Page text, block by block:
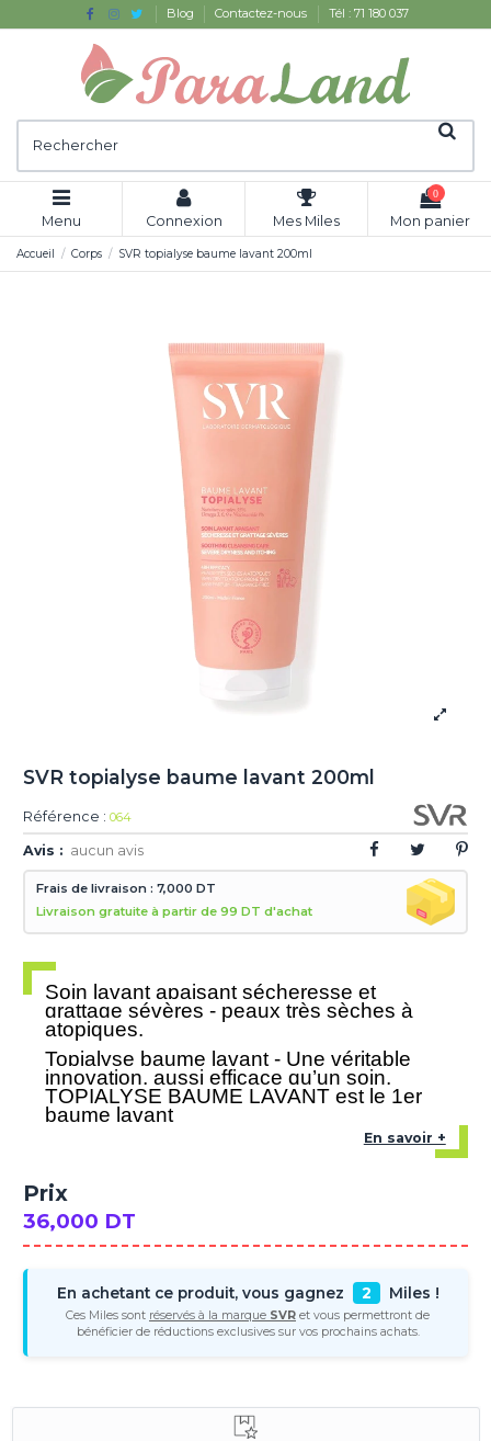
Blog Contactez-nous Tél : 71 180 037
Menu Connexion Mes Miles
0
Mon panier
Accueil Corps SVR topialyse baume lavant 200ml
SVR topialyse baume lavant 200ml
Référence : 064
Avis : aucun avis
Frais de livraison : 7,000 DT
Livraison gratuite à partir de 99 DT d'achat
Soin lavant apaisant sécheresse et
grattage sévères - peaux très sèches à
atopiques.
Topialyse baume lavant - Une véritable
innovation, aussi efficace qu’un soin,
TOPIALYSE BAUME LAVANT est le 1er
baume lavant
En savoir +
Prix
36,000 DT
En achetant ce produit, vous gagnez 2 Miles !
Ces Miles sont réservés à la marque SVR et vous permettront de
bénéficier de réductions exclusives sur vos prochains achats.